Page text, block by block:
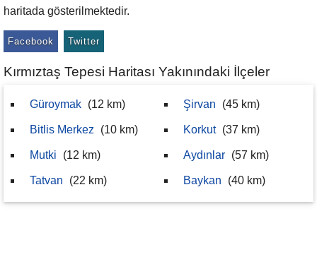
haritada gösterilmektedir.
Facebook Twitter
Kırmıztaş Tepesi Haritası Yakınındaki İlçeler
Güroymak (12 km)
Bitlis Merkez (10 km)
Mutki (12 km)
Tatvan (22 km)
Şirvan (45 km)
Korkut (37 km)
Aydınlar (57 km)
Baykan (40 km)